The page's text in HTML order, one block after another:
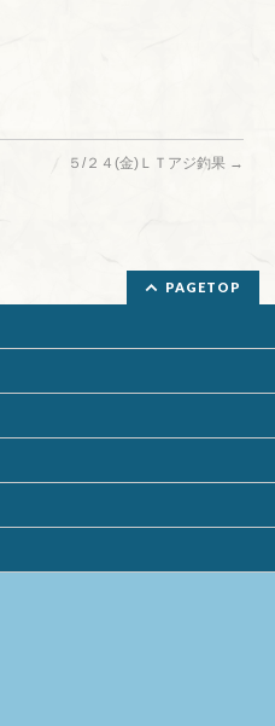
５/２４(金)ＬＴアジ釣果 →
PAGETOP